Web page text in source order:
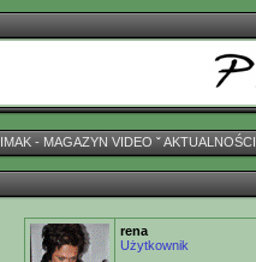
IMAK - MAGAZYN VIDEO ˇAKTUALNOŚCI
rena
Użytkownik